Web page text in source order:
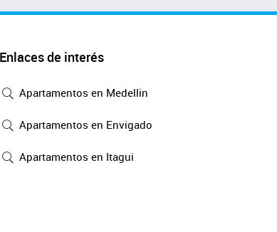
Enlaces de interés
Apartamentos en Medellin
Apartamentos en Envigado
Apartamentos en Itagui